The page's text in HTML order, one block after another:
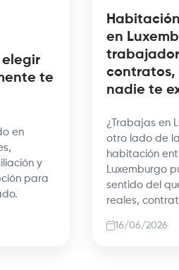
elegir
te
en
y
para
en
contratos,
nadie te
¿Trabajas en
otro lado de
habitación
Luxemburgo
sentido del
reales,
16/06/2026